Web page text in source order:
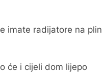
imate radijatore na plin
će i cijeli dom lijepo